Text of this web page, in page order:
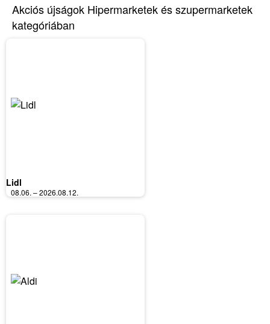
Akciós újságok Hipermarketek és szupermarketek
kategóriában
Lidl
08.06. – 2026.08.12.